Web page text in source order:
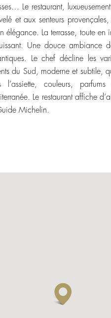
Le restaurant,
et aux senteurs
élégance. La terrasse, toute en
Une douce ambiance
Le chef décline les
du Sud, moderne et subtile,
l’assiette, couleurs,
Le restaurant affiche
Michelin.